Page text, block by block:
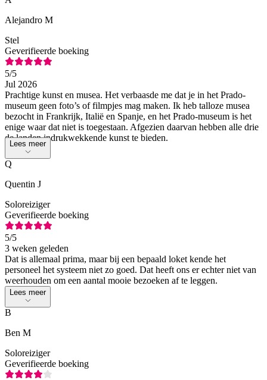
Alejandro M
Stel
Geverifieerde boeking
5/5
Jul 2026
Prachtige kunst en musea. Het verbaasde me dat je in het Prado-
museum geen foto’s of filmpjes mag maken. Ik heb talloze musea
bezocht in Frankrijk, Italië en Spanje, en het Prado-museum is het
enige waar dat niet is toegestaan. Afgezien daarvan hebben alle drie
de landen indrukwekkende kunst te bieden.
Lees meer
Q
Quentin J
Soloreiziger
Geverifieerde boeking
5/5
3 weken geleden
Dat is allemaal prima, maar bij een bepaald loket kende het
personeel het systeem niet zo goed. Dat heeft ons er echter niet van
weerhouden om een aantal mooie bezoeken af te leggen.
Lees meer
B
Ben M
Soloreiziger
Geverifieerde boeking